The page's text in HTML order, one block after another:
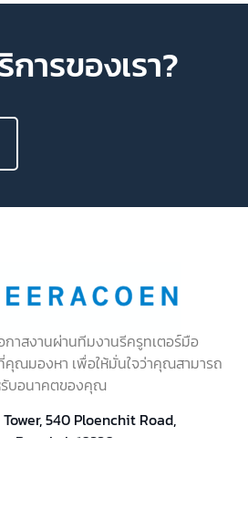
ารของเรา?
กาสงานผ่านทีมงานรีครูทเตอร์มือ
ณมองหา เพื่อให้มั่นใจว่าคุณสามารถ
รับอนาคตของคุณ
540 Ploenchit Road,
Bangkok 10330